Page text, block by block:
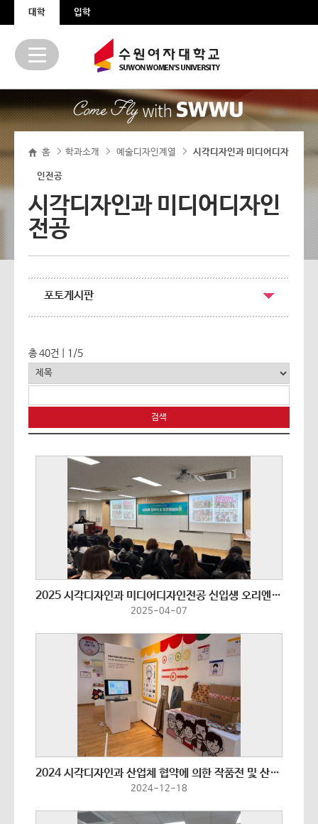
본문 바로가기
주메뉴 바로가기
대학 입학
홈 >
학과소개 >
예술디자인계열 >
시각디자인과 미디어디자
인전공
시각디자인과 미디어디자인
전공
포토게시판
총 40건 | 1/5
2025 시각디자인과 미디어디자인전공 신입생 오리엔테이션
2025-04-07
2024 시각디자인과 산업체 협약에 의한 작품전 및 산관학프로젝트 참관 프로그램
2024-12-18